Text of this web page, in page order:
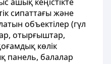
сипаттағы және
объектілер (гүл
отырғыштар,
көлік
панель, балалар